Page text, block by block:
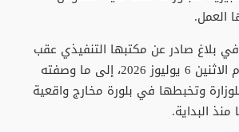
العمل.
في بلاغ صادر عن مكتبها التنفيذي عقب
اجتماعه الدوري يوم الاثنين 6 يوليوز 2026، إلى ما وصفته
وتخبطها في بلورة مخارج واقعية
البداية.